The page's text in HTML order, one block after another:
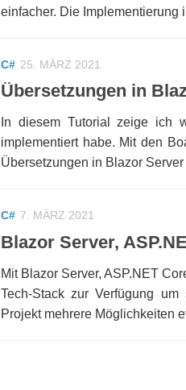
einfacher. Die Implementierung
C# 25. MÄRZ 2021
Übersetzungen in
In diesem Tutorial zeige ich
implementiert habe. Mit den
Übersetzungen in Blazor Server
C# 7. MÄRZ 2021
Blazor Server,
Mit Blazor Server, ASP.NET
Tech-Stack zur Verfügung
Projekt mehrere Möglichkeiten